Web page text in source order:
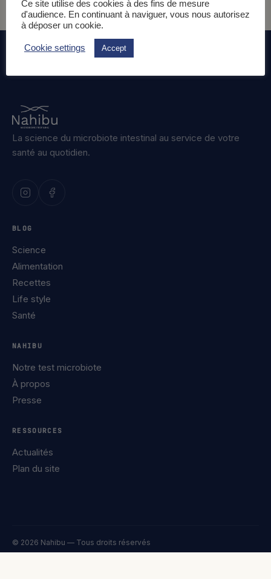
La science du microbiote intestinal au service de votre
santé au quotidien.
BLOG
Science
Alimentation
Recettes
Life style
Santé
NAHIBU
Notre test microbiote
À propos
Presse
RESSOURCES
Actualités
Plan du site
© 2026 Nahibu — Tous droits réservés
Ce site utilise des cookies à des fins de mesure
d'audience. En continuant à naviguer, vous nous autorisez
à déposer un cookie.
Cookie settings Accept